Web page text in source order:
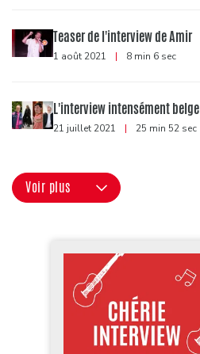
Teaser de l'interview de Amir
1 août 2021 | 8 min 6 sec
L'interview intensément belge
21 juillet 2021 | 25 min 52 sec
Voir plus